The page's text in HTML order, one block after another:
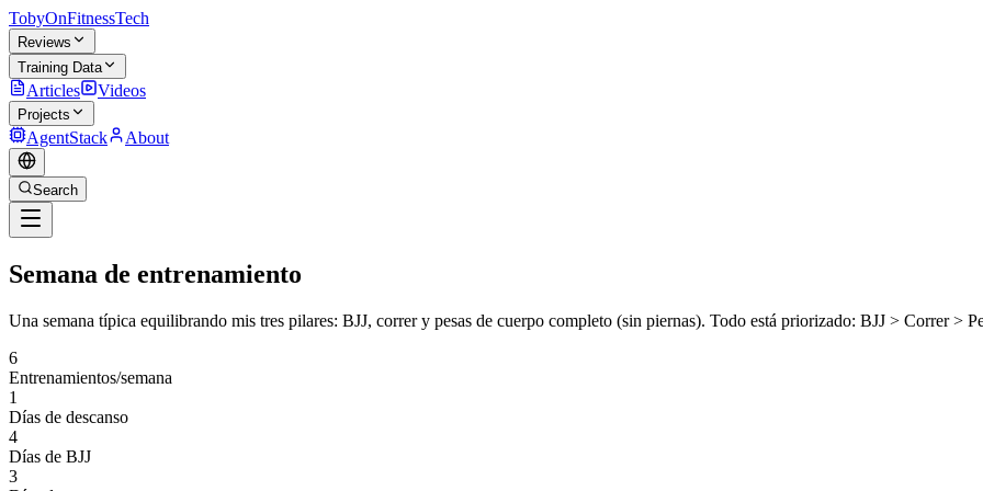
TobyOnFitnessTech
Reviews
Training Data
Articles Videos
Projects
AgentStack About
Search
Semana de entrenamiento
Una semana típica equilibrando mis tres pilares: BJJ, correr y pesas de cuerpo completo (sin piernas). Todo está priorizado: BJJ > Correr >
6
Entrenamientos/semana
1
Días de descanso
4
Días de BJJ
3